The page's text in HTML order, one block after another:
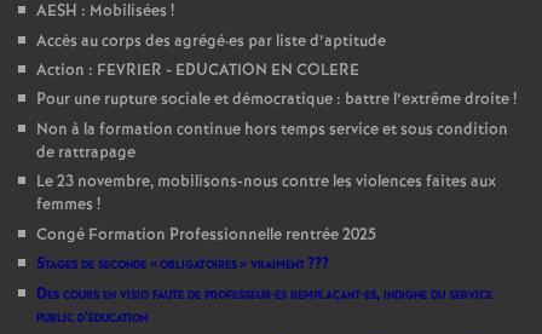
AESH : Mobilisées !
Accès au corps des agrégé·es par liste d’aptitude
Action : FEVRIER - EDUCATION EN COLERE
Pour une rupture sociale et démocratique : battre l’extrême droite!
Non à la formation continue hors temps service et sous condition
de rattrapage
Le 23 novembre, mobilisons-nous contre les violences faites aux
femmes !
Congé Formation Professionnelle rentrée 2025
Stages de seconde «obligatoires» vraiment???
Des cours en visio faute de professeur·es remplaçant·es, indigne du service
public d’éducation